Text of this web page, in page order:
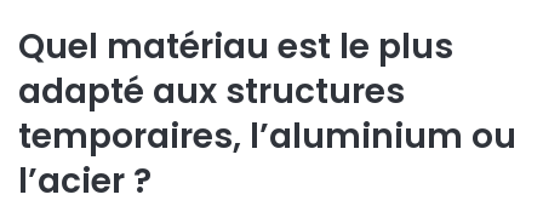
Quel matériau est le plus
adapté aux structures
temporaires, l’aluminium ou
l’acier ?